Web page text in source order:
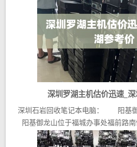
深圳罗湖主机估价迅速_
深圳石岩回收笔记本电脑： 阳
阳基御龙山位于福城办事处福前路